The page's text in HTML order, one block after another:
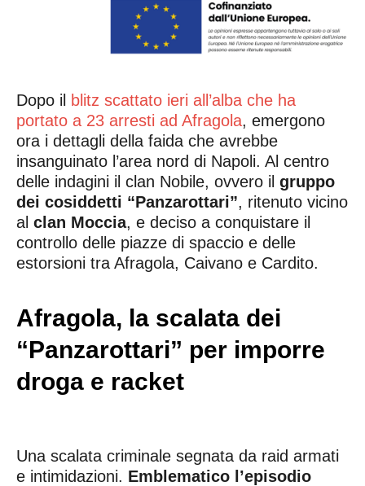
Dopo il
blitz scattato ieri all’alba che ha
portato a 23 arresti ad Afragola, emergono
ora i dettagli della faida che avrebbe
insanguinato l’area nord di Napoli. Al centro
delle indagini il clan Nobile, ovvero il gruppo
dei cosiddetti “Panzarottari”, ritenuto vicino
al clan Moccia, e deciso a conquistare il
controllo delle piazze di spaccio e delle
estorsioni tra Afragola, Caivano e Cardito.
Afragola, la scalata dei
“Panzarottari” per imporre
droga e racket
Una scalata criminale segnata da raid armati
e intimidazioni. Emblematico l’episodio